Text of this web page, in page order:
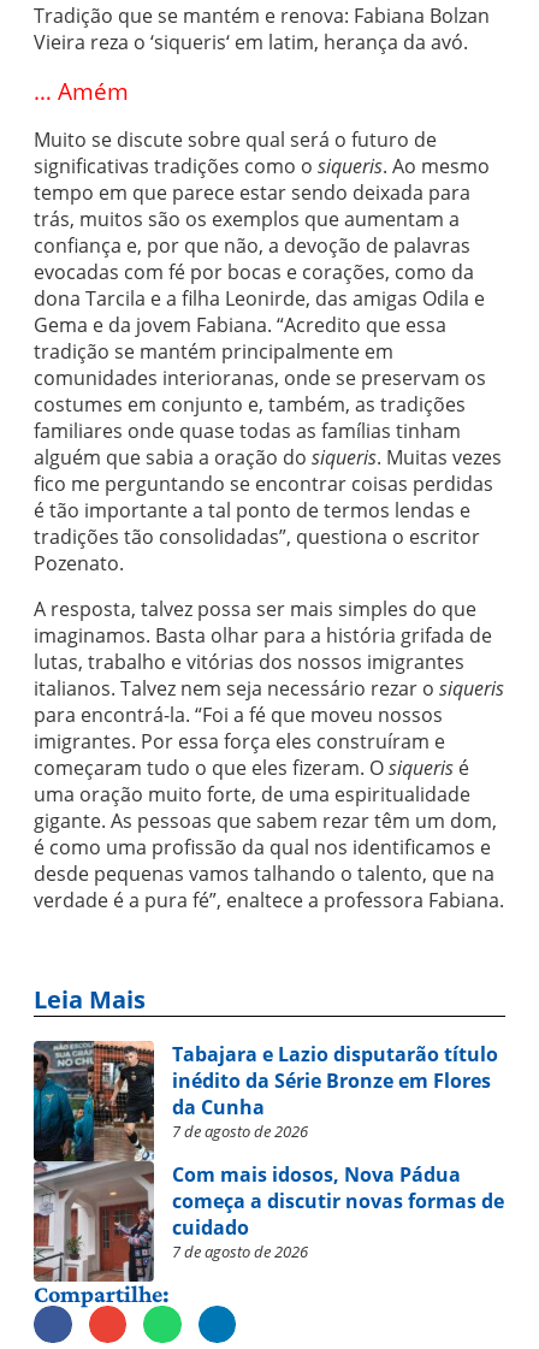
Tradição que se mantém e renova: Fabiana Bolzan
Vieira reza o ‘siqueris‘ em latim, herança da avó.
… Amém
Muito se discute sobre qual será o futuro de
significativas tradições como o siqueris. Ao mesmo
tempo em que parece estar sendo deixada para
trás, muitos são os exemplos que aumentam a
confiança e, por que não, a devoção de palavras
evocadas com fé por bocas e corações, como da
dona Tarcila e a filha Leonirde, das amigas Odila e
Gema e da jovem Fabiana. “Acredito que essa
tradição se mantém principalmente em
comunidades interioranas, onde se preservam os
costumes em conjunto e, também, as tradições
familiares onde quase todas as famílias tinham
alguém que sabia a oração do siqueris. Muitas vezes
fico me perguntando se encontrar coisas perdidas
é tão importante a tal ponto de termos lendas e
tradições tão consolidadas”, questiona o escritor
Pozenato.
A resposta, talvez possa ser mais simples do que
imaginamos. Basta olhar para a história grifada de
lutas, trabalho e vitórias dos nossos imigrantes
italianos. Talvez nem seja necessário rezar o siqueris
para encontrá-la. “Foi a fé que moveu nossos
imigrantes. Por essa força eles construíram e
começaram tudo o que eles fizeram. Osiqueris é
uma oração muito forte, de uma espiritualidade
gigante. As pessoas que sabem rezar têm um dom,
é como uma profissão da qual nos identificamos e
desde pequenas vamos talhando o talento, que na
verdade é a pura fé”, enaltece a professora Fabiana.
Leia Mais
Tabajara e Lazio disputarão título
inédito da Série Bronze em Flores
da Cunha
7 de agosto de 2026
Com mais idosos, Nova Pádua
começa a discutir novas formas de
cuidado
7 de agosto de 2026
Compartilhe: